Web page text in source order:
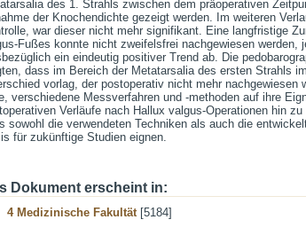
des 1. Strahls zwischen dem präoperativen
der Knochendichte gezeigt werden. Im weiteren
war dieser nicht mehr signifikant. Eine langfristige
Fußes konnte nicht zweifelsfrei nachgewiesen werden,
ein eindeutig positiver Trend ab. Die
dass im Bereich der Metatarsalia des ersten Strahls
vorlag, der postoperativ nicht mehr nachgewiesen
verschiedene Messverfahren und -methoden auf ihre
Verläufe nach Hallux valgus-Operationen hin
sowohl die verwendeten Techniken als auch die
für zukünftige Studien eignen.
Dokument erscheint in:
4 Medizinische Fakultät[5184]